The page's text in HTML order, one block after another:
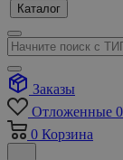
Каталог
Заказы
Отложенные 0
0 Корзина